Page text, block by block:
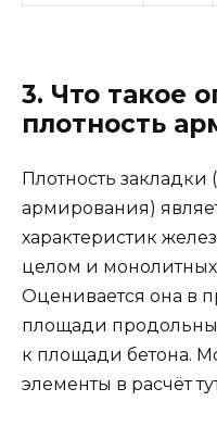
3. Что такое
плотность
Плотность закладки
армирования)
характеристик
целом и монолитных
Оценивается она в
площади
к площади бетона.
элементы в расчёт